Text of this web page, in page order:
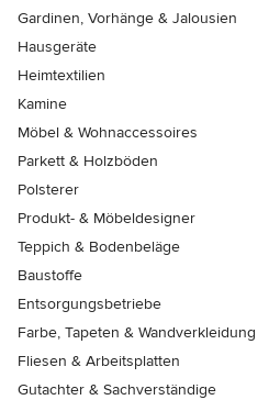
Gardinen, Vorhänge & Jalousien
Hausgeräte
Heimtextilien
Kamine
Möbel & Wohnaccessoires
Parkett & Holzböden
Polsterer
Produkt- & Möbeldesigner
Teppich & Bodenbeläge
Baustoffe
Entsorgungsbetriebe
Farbe, Tapeten & Wandverkleidung
Fliesen & Arbeitsplatten
Gutachter & Sachverständige